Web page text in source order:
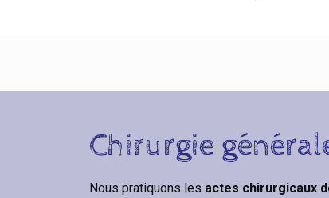
Chirurgie
Nous pratiquons les actes chirurgicaux